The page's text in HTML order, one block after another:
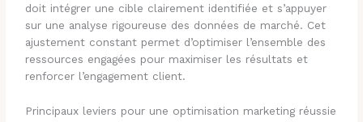
doit intégrer une cible clairement identifiée et s’appuyer
sur une analyse rigoureuse des données de marché. Cet
ajustement constant permet d’optimiser l’ensemble des
ressources engagées pour maximiser les résultats et
renforcer l’engagement client.
Principaux leviers pour une optimisation marketing réussie